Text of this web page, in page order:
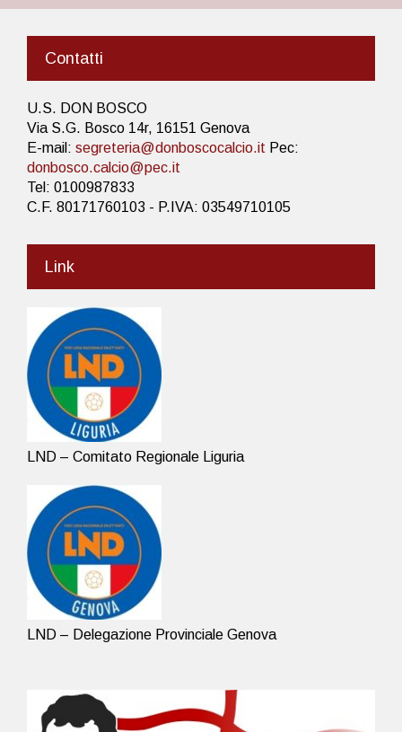
Contatti
U.S. DON BOSCO
Via S.G. Bosco 14r, 16151 Genova
E-mail: segreteria@donboscocalcio.it Pec:
donbosco.calcio@pec.it
Tel: 0100987833
C.F. 80171760103 - P.IVA: 03549710105
Link
LND – Comitato Regionale Liguria
LND – Delegazione Provinciale Genova